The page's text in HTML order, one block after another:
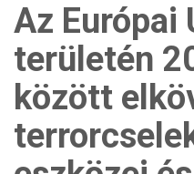
Az Európai
területén
között